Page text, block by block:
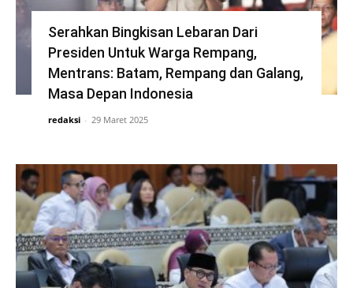
Serahkan Bingkisan Lebaran Dari
Presiden Untuk Warga Rempang,
Mentrans: Batam, Rempang dan Galang,
Masa Depan Indonesia
redaksi - 29 Maret 2025